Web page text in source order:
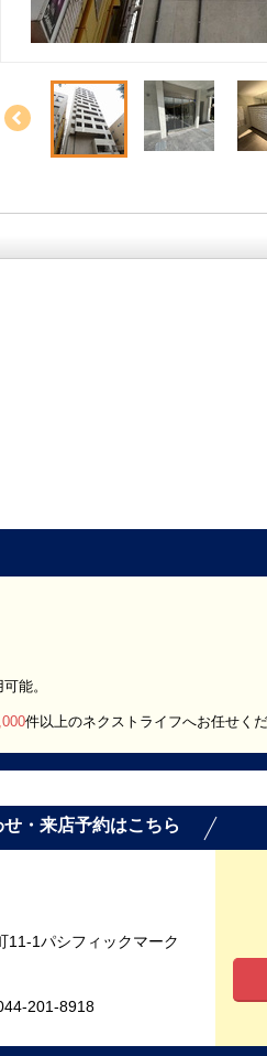
能。
件以上のネクストライフへお任せく
・来店予約はこちら
11-1パシフィックマーク
201-8918